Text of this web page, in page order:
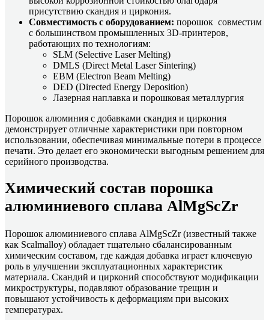
присутствию скандия и циркония.
Совместимость с оборудованием: порошок совместим
с большинством промышленных 3D-принтеров,
работающих по технологиям:
SLM (Selective Laser Melting)
DMLS (Direct Metal Laser Sintering)
EBM (Electron Beam Melting)
DED (Directed Energy Deposition)
Лазерная наплавка и порошковая металлургия
Порошок алюминия с добавками скандия и циркония
демонстрирует отличные характеристики при повторном
использовании, обеспечивая минимальные потери в процессе
печати. Это делает его экономически выгодным решением для
серийного производства.
Химический состав порошка
алюминиевого сплава AlMgScZr
Порошок алюминиевого сплава AlMgScZr (известный также
как Scalmalloy) обладает тщательно сбалансированным
химическим составом, где каждая добавка играет ключевую
роль в улучшении эксплуатационных характеристик
материала. Скандий и цирконий способствуют модификации
микроструктуры, подавляют образование трещин и
повышают устойчивость к деформациям при высоких
температурах.